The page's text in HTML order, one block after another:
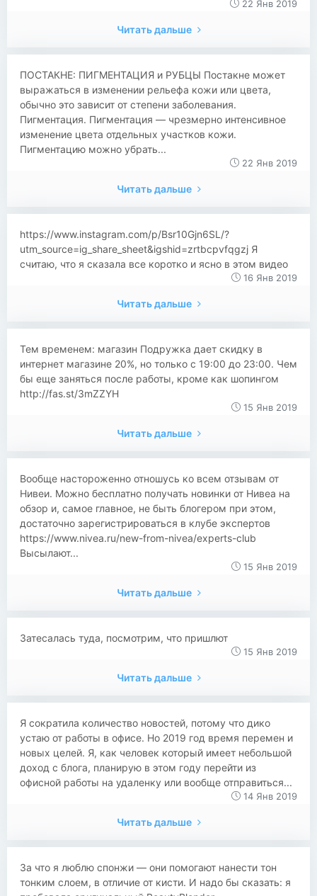
22 Янв 2019
Читать дальше
​​ПОСТАКНЕ: ПИГМЕНТАЦИЯ и РУБЦЫ Постакне может
выражаться в изменении рельефа кожи или цвета,
обычно это зависит от степени заболевания.
Пигментация. Пигментация — чрезмерно интенсивное
изменение цвета отдельных участков кожи.
Пигментацию можно убрать...
22 Янв 2019
Читать дальше
https://www.instagram.com/p/Bsr10Gjn6SL/?
utm_source=ig_share_sheet&igshid=zrtbcpvfqgzj Я
считаю, что я сказала все коротко и ясно в этом видео
16 Янв 2019
Читать дальше
Тем временем: магазин Подружка дает скидку в
интернет магазине 20%, но только с 19:00 до 23:00. Чем
бы еще заняться после работы, кроме как шопингом
http://fas.st/3mZZYH
15 Янв 2019
Читать дальше
Вообще настороженно отношусь ко всем отзывам от
Нивеи. Можно бесплатно получать новинки от Нивеа на
обзор и, самое главное, не быть блогером при этом,
достаточно зарегистрироваться в клубе экспертов
https://www.nivea.ru/new-from-nivea/experts-club
Высылают...
15 Янв 2019
Читать дальше
Затесалась туда, посмотрим, что пришлют
15 Янв 2019
Читать дальше
Я сократила количество новостей, потому что дико
устаю от работы в офисе. Но 2019 год время перемен и
новых целей. Я, как человек который имеет небольшой
доход с блога, планирую в этом году перейти из
офисной работы на удаленку или вообще отправиться...
14 Янв 2019
Читать дальше
​​За что я люблю спонжи — они помогают нанести тон
тонким слоем, в отличие от кисти. И надо бы сказать: я